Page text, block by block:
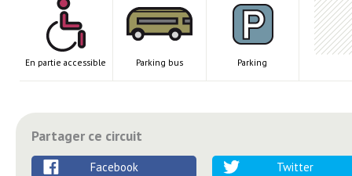
En partie accessible Parking bus Parking
Partager ce circuit
Facebook Twitter